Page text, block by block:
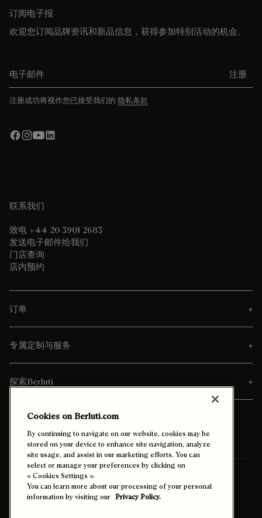
订阅电子报
欢迎您订阅品牌资讯和新品信息，获得参加特别活动的机会。
注册
注册成功将视作您已接受我们的 隐私条款
联系我们
致电 +44 20 3901 2683
发送电子邮件给我们
门店查询
店内预约
订单
专属定制与服务
探索Berluti
寄送至 中國香港特別行政區 (中文)
Cookies on Berluti.com
By continuing to navigate on our website, cookies may be
stored on your device to enhance site navigation, analyze
site usage, and assist in our marketing efforts. You can
select or manage your preferences by clicking on
« Cookies Settings ».
You can learn more about our processing of your personal
information by visiting our Privacy Policy.